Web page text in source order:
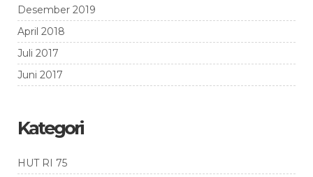
Desember 2019
April 2018
Juli 2017
Juni 2017
Kategori
HUT RI 75